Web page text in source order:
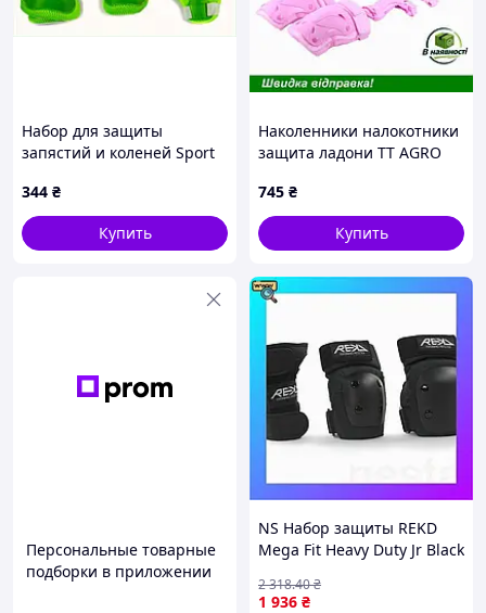
Набор для защиты
запястий и коленей Sport
344 ₴
Купить
Наколенники налокотники
защита ладони TT AGRO
активных игр комплект 6
штук розовые
745 ₴
Купить
Персональные товарные
подборки в приложении
NS Набор защиты REKD
Mega Fit Heavy Duty Jr Black
1 936 ₴
2 318.40₴